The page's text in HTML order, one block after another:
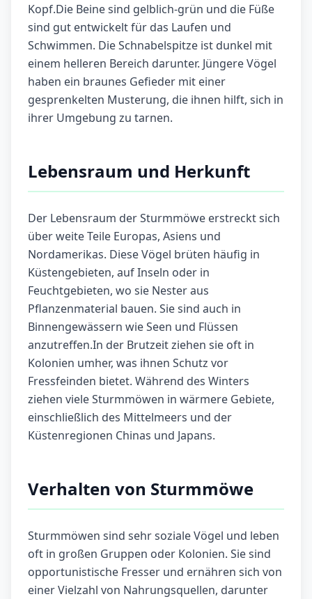
Kopf.Die Beine sind gelblich-grün und die Füße
sind gut entwickelt für das Laufen und
Schwimmen. Die Schnabelspitze ist dunkel mit
einem helleren Bereich darunter. Jüngere Vögel
haben ein braunes Gefieder mit einer
gesprenkelten Musterung, die ihnen hilft, sich in
ihrer Umgebung zu tarnen.
Lebensraum und Herkunft
Der Lebensraum der Sturmmöwe erstreckt sich
über weite Teile Europas, Asiens und
Nordamerikas. Diese Vögel brüten häufig in
Küstengebieten, auf Inseln oder in
Feuchtgebieten, wo sie Nester aus
Pflanzenmaterial bauen. Sie sind auch in
Binnengewässern wie Seen und Flüssen
anzutreffen.In der Brutzeit ziehen sie oft in
Kolonien umher, was ihnen Schutz vor
Fressfeinden bietet. Während des Winters
ziehen viele Sturmmöwen in wärmere Gebiete,
einschließlich des Mittelmeers und der
Küstenregionen Chinas und Japans.
Verhalten von Sturmmöwe
Sturmmöwen sind sehr soziale Vögel und leben
oft in großen Gruppen oder Kolonien. Sie sind
opportunistische Fresser und ernähren sich von
einer Vielzahl von Nahrungsquellen, darunter